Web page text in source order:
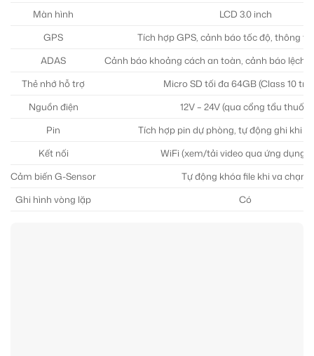
Màn hình
LCD 3.0 inch
GPS
Tích hợp GPS, cảnh báo tốc độ, thông
ADAS
Cảnh báo khoảng cách an toàn, cảnh báo lệch
Thẻ nhớ hỗ trợ
Micro SD tối đa 64GB (Class 10 trở
Nguồn điện
12V – 24V (qua cổng tẩu thuốc)
Pin
Tích hợp pin dự phòng, tự động ghi khi
Kết nối
WiFi (xem/tải video qua ứng dụng),
Cảm biến G-Sensor
Tự động khóa file khi va chạm
Ghi hình vòng lặp
Có